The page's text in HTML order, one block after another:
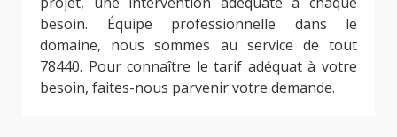
besoin. Équipe professionnelle dans le
domaine, nous sommes au service de tout
78440. Pour connaître le tarif adéquat à votre
besoin, faites-nous parvenir votre demande.